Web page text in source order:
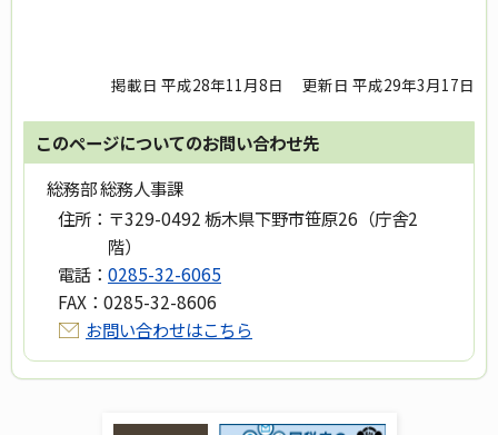
掲載日 平成28年11月8日 更新日 平成29年3月17日
このページについてのお問い合わせ先
総務部 総務人事課
住所： 〒329-0492 栃木県下野市笹原26（庁舎2
階）
電話： 0285-32-6065
FAX： 0285-32-8606
お問い合わせはこちら